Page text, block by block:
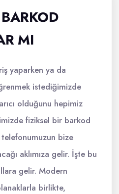
MI
yaparken ya da
istediğimizde
olduğunu hepimiz
fiziksel bir barkod
telefonumuzun bize
aklımıza gelir. İşte bu
gelir. Modern
birlikte,